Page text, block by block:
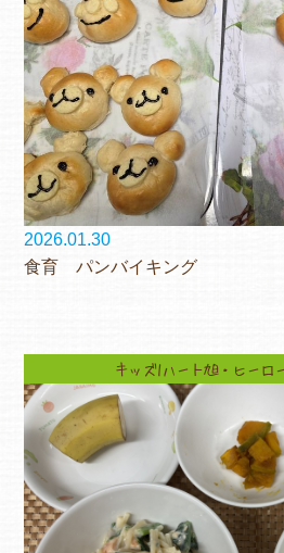
2026.01.30
食育 パンバイキング
キッズ1ハート旭・ヒーロ